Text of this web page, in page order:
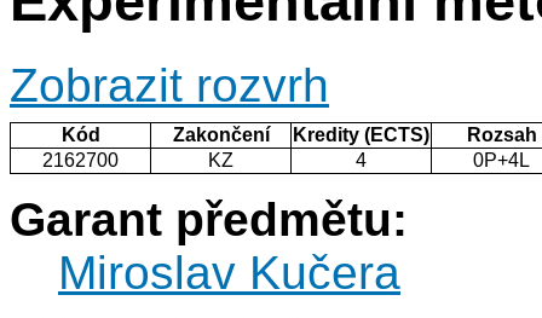
Zobrazit rozvrh
Kód Zakončení Kredity (ECTS)
Rozsah
2162700
KZ 4 0P+4L
Garant předmětu:
Miroslav Kučera